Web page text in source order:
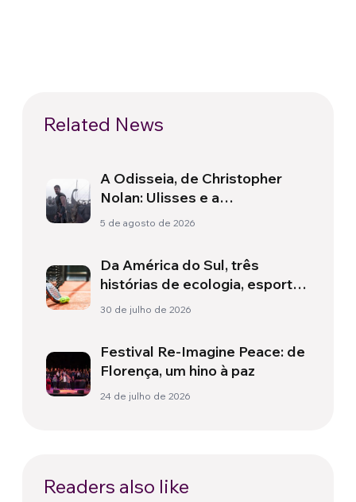
Related News
A Odisseia, de Christopher
Nolan: Ulisses e a
necessidade de um novo
5 de agosto de 2026
Da América do Sul, três
histórias de ecologia, esporte
e saúde
30 de julho de 2026
Festival Re-Imagine Peace: de
Florença, um hino à paz
24 de julho de 2026
Readers also like